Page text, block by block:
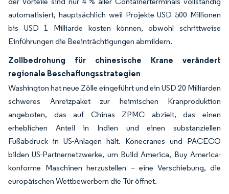
automatisiert, hauptsächlich weil Projekte USD 500 Millionen
bis USD 1 Milliarde kosten können, obwohl schrittweise
Einführungen die Beeinträchtigungen abmildern.
Zollbedrohung für chinesische Krane verändert
regionale Beschaffungsstrategien
Washington hat neue Zölle eingeführt und ein USD 20 Milliarden
schweres Anreizpaket zur heimischen Kranproduktion
angeboten, das auf Chinas ZPMC abzielt, das einen
erheblichen Anteil in Indien und einen substanziellen
Fußabdruck in US-Anlagen hält. Konecranes und PACECO
bilden US-Partnernetzwerke, um Build America, Buy America-
konforme Maschinen herzustellen – eine Verschiebung, die
europäischen Wettbewerbern die Tür öffnet.